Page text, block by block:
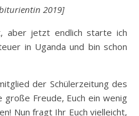
2019]
aber jetzt endlich starte ich
in Uganda und bin schon
der Schülerzeitung des
große Freude, Euch ein wenig
Nun fragt Ihr Euch vielleicht,